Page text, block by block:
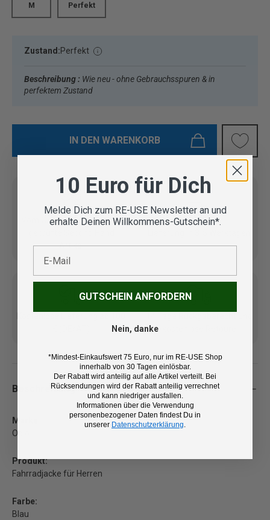
M Perfekt
Zustand:Perfekt
Beschreibung : Wie neu - ohne Gebrauchsspuren & in
perfektem Zustand
IN DEN WARENKORB
Vom Outdoor Spezialisten
Artikel
Beschreibung
Marke:
Odlo
Produkt:
Fahrradjacke für Herren
Farbe:
Blau
10 Euro für Dich
Melde Dich zum RE-USE Newsletter an und
erhalte Deinen Willkommens-Gutschein*.
GUTSCHEIN ANFORDERN
Nein, danke
*Mindest-Einkaufswert 75 Euro, nur im RE-USE Shop
innerhalb von 30 Tagen einlösbar.
Der Rabatt wird anteilig auf alle Artikel verteilt. Bei
Rücksendungen wird der Rabatt anteilig verrechnet
und kann niedriger ausfallen.
Informationen über die Verwendung
personenbezogener Daten findest Du in
unserer Datenschutzerklärung.